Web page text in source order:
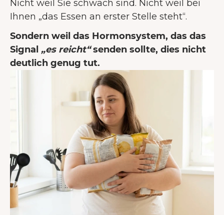
Nicht weil Sie schwach sind. Nicht weil bei
Ihnen „das Essen an erster Stelle steht“.
Sondern weil das Hormonsystem, das das
Signal „es reicht“senden sollte, dies nicht
deutlich genug tut.